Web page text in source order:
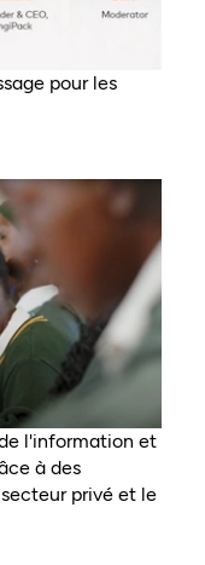
pour les
l'information et
à des
privé et le